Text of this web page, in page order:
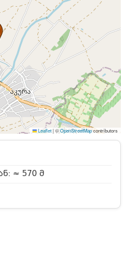
Leaflet|©OpenStreetMapcontributors
≈ 570 მ